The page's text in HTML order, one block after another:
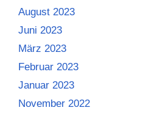
August 2023
Juni 2023
März 2023
Februar 2023
Januar 2023
November 2022